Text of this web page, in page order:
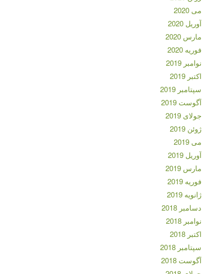
می 2020
آوریل 2020
مارس 2020
فوریه 2020
نوامبر 2019
اکتبر 2019
سپتامبر 2019
آگوست 2019
جولای 2019
ژوئن 2019
می 2019
آوریل 2019
مارس 2019
فوریه 2019
ژانویه 2019
دسامبر 2018
نوامبر 2018
اکتبر 2018
سپتامبر 2018
آگوست 2018